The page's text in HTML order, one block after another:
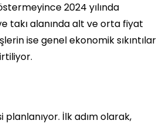
2024 yılında
takı alanında alt ve orta fiyat
ise genel ekonomik sıkıntılar
İlk adım olarak,